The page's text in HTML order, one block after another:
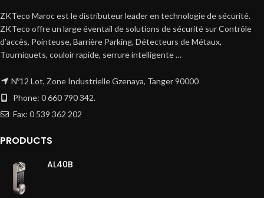
ZKTeco Maroc est le distributeur leader en technologie de sécurité.
ZKTeco offre un large éventail de solutions de sécurité sur Contrôle
d’accès, Pointeuse, Barrière Parking, Détecteurs de Métaux,
Tourniquets, couloir rapide, serrure intelligente …
Nº12 Lot, Zone Industrielle Gzenaya, Tanger 90000
Phone: 0 660 790 342.
Fax: 0 539 362 202
PRODUCTS
AL40B